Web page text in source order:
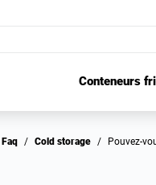
Conteneurs
Faq / Cold storage / Pouvez-